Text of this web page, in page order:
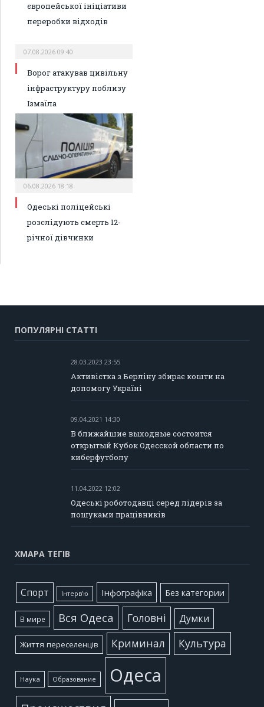
європейської ініціативи
переробки відходів
07.08.2026 09:40
Ворог атакував цивільну
інфраструктуру поблизу
Ізмаїла
06.08.2026 18:18
Одеські поліцейські
розслідують смерть 12-
річної дівчинки
ПОПУЛЯРНІ СТАТТІ
28.03.2023 23:55
Активістка з Берліну збирає кошти на
допомогу Україні
09.04.2021 14:30
В ближайшие выходные состоится
открытый Кубок Одесской области по
киберфутболу
11.04.2022 12:02
Одеські роботодавці серед лідерів за
пошуками працівників
ХМАРА ТЕГІВ
Cпорт Інтерв'ю Інфографіка Без категории
В мире Вся Одеса Головні Думки
Життя переселенців Криминал Культура
Наука Образование Одеса